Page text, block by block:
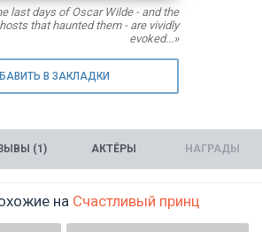
last days of Oscar Wilde - and the
that haunted them - are vividly
evoked...»
(1) АКТЁРЫ НАГРАДЫ
на Счастливый принц